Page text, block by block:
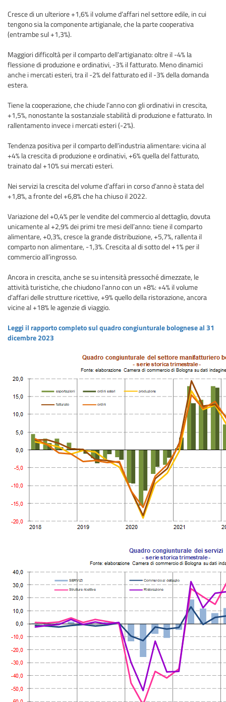
Cresce di un ulteriore +1,6% il volume d’affari nel settore edile, in cui
tengono sia la componente artigianale, che la parte cooperativa
(entrambe sul +1,3%).
Maggiori difficoltà per il comparto dell’artigianato: oltre il -4% la
flessione di produzione e ordinativi, -3% il fatturato. Meno dinamici
anche i mercati esteri, tra il -2% del fatturato ed il -3% della domanda
estera.
Tiene la cooperazione, che chiude l’anno con gli ordinativi in crescita,
+1,5%, nonostante la sostanziale stabilità di produzione e fatturato. In
rallentamento invece i mercati esteri (-2%).
Tendenza positiva per il comparto dell’industria alimentare: vicina al
+4% la crescita di produzione e ordinativi, +6% quella del fatturato,
trainato dal +10% sui mercati esteri.
Nei servizi la crescita del volume d’affari in corso d’anno è stata del
+1,8%, a fronte del +6,8% che ha chiuso il 2022.
Variazione del +0,4% per le vendite del commercio al dettaglio, dovuta
unicamente al +2,9% dei primi tre mesi dell’anno: tiene il comparto
alimentare, +0,3%, cresce la grande distribuzione, +5,7%, rallenta il
comparto non alimentare, -1,3%. Crescita al di sotto del +1% per il
commercio all’ingrosso.
Ancora in crescita, anche se su intensità pressoché dimezzate, le
attività turistiche, che chiudono l’anno con un +8%: +4% il volume
d’affari delle strutture ricettive, +9% quello della ristorazione, ancora
vicine al +18% le agenzie di viaggio.
Leggi il rapporto completo sul quadro congiunturale bolognese al 31
dicembre 2023